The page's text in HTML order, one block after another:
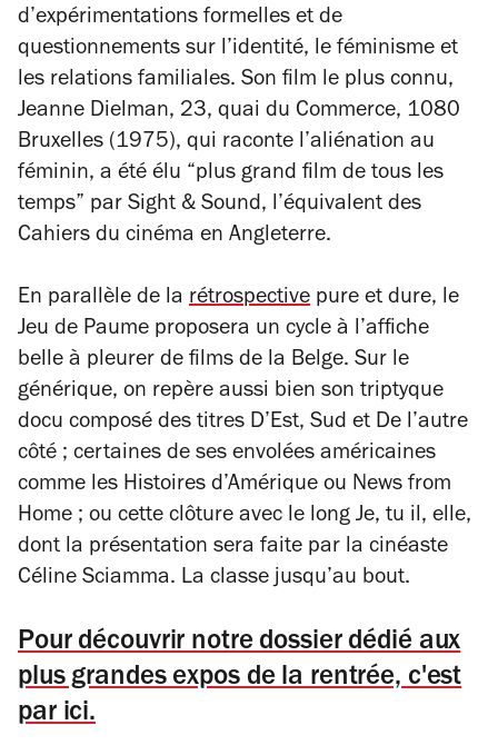
d’expérimentations formelles et de
questionnements sur l’identité, le féminisme et
les relations familiales. Son film le plus connu,
Jeanne Dielman, 23, quai du Commerce, 1080
Bruxelles (1975), qui raconte l’aliénation au
féminin, a été élu “plus grand film de tous les
temps” par Sight & Sound, l’équivalent des
Cahiers du cinéma en Angleterre.
En parallèle de la rétrospective pure et dure, le
Jeu de Paume proposera un cycle à l’affiche
belle à pleurer de films de la Belge. Sur le
générique, on repère aussi bien son triptyque
docu composé des titres D’Est, Sud et De l’autre
côté ; certaines de ses envolées américaines
comme les Histoires d’Amérique ou News from
Home ; ou cette clôture avec le long Je, tu il, elle,
dont la présentation sera faite par la cinéaste
Céline Sciamma. La classe jusqu’au bout.
Pour découvrir notre dossier dédié aux
plus grandes expos de la rentrée, c'est
par ici.